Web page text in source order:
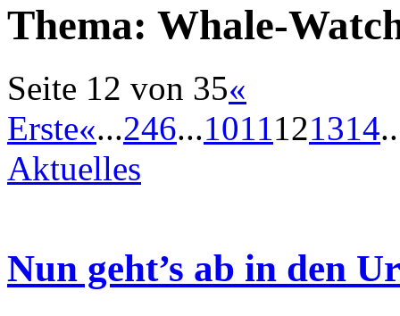
Thema: Whale-
Seite 12 von 35«
Erste«...246...1011121314
Aktuelles
Nun geht’s ab in den